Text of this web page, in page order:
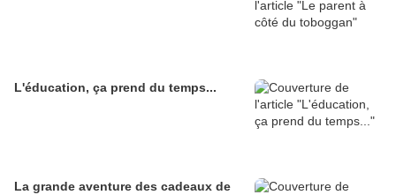
L'éducation, ça prend du temps...
La grande aventure des cadeaux de